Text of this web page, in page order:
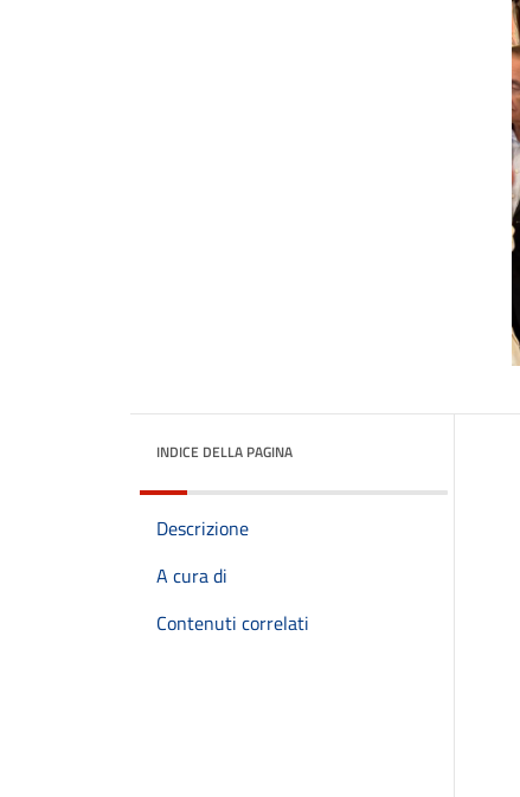
INDICE DELLA PAGINA
Descrizione
A cura di
Contenuti correlati